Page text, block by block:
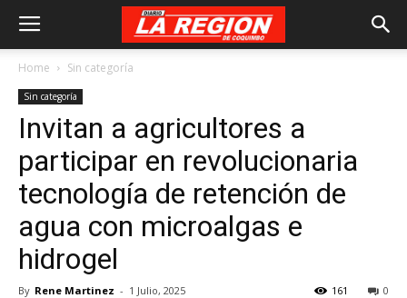
Home Sin categoría
Sin categoría
Invitan a agricultores a
participar en revolucionaria
tecnología de retención de
agua con microalgas e
hidrogel
By Rene Martinez - 1 Julio, 2025 0
161